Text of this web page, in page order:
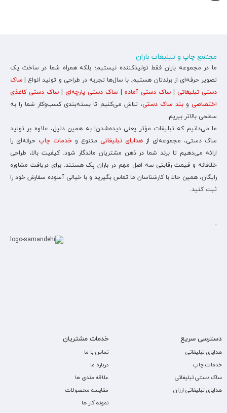
مجتمع چاپ و تبلیغات باران
ما در مجموعه باران فقط تولیدکننده نیستیم؛ بلکه همراه شما در ساخت یک
تصویر حرفه‌ای از برندتان هستیم. با سال‌ها تجربه در طراحی و تولید انواع | ساک
دستی تبلیغاتی |ساک دستی آماده | ساک دستی پارچه‌ای| ساک دستی کاغذی
اختصاصی وبند ساک دستی، تلاش می‌کنیم تا بسته‌بندی کسب‌وکار شما را به
سطحی بالاتر ببریم.
ما می‌دانیم که تبلیغات مؤثر یعنی دیده‌شدن! به همین دلیل، علاوه بر تولید
ساک دستی، مجموعه‌ای از هدایای تبلیغاتی متنوع و خدمات چاپ حرفه‌ای را
ارائه می‌دهیم تا برند شما در ذهن مشتریان ماندگار شود. کیفیت بالا، طراحی
خلاقانه و قیمت رقابتی سه اصل مهم در باران پک هستند. برای دریافت مشاوره
رایگان، همین حالا با کارشناسان ما تماس بگیرید و با خیالی آسوده سفارش خود را
ثبت کنید.
دسترسی سریع
هدایای تبلیغاتی
خدمات چاپ
ساک دستی تبلیغاتی
هدایای تبلیغاتی ارزان
خدمات مشتریان
تماس با ما
درباره ما
علاقه مندی ها
مقایسه محصولات
نمونه کار ها